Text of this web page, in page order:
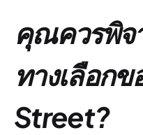
คุณควรพิจ
ทางเลือก
Street?